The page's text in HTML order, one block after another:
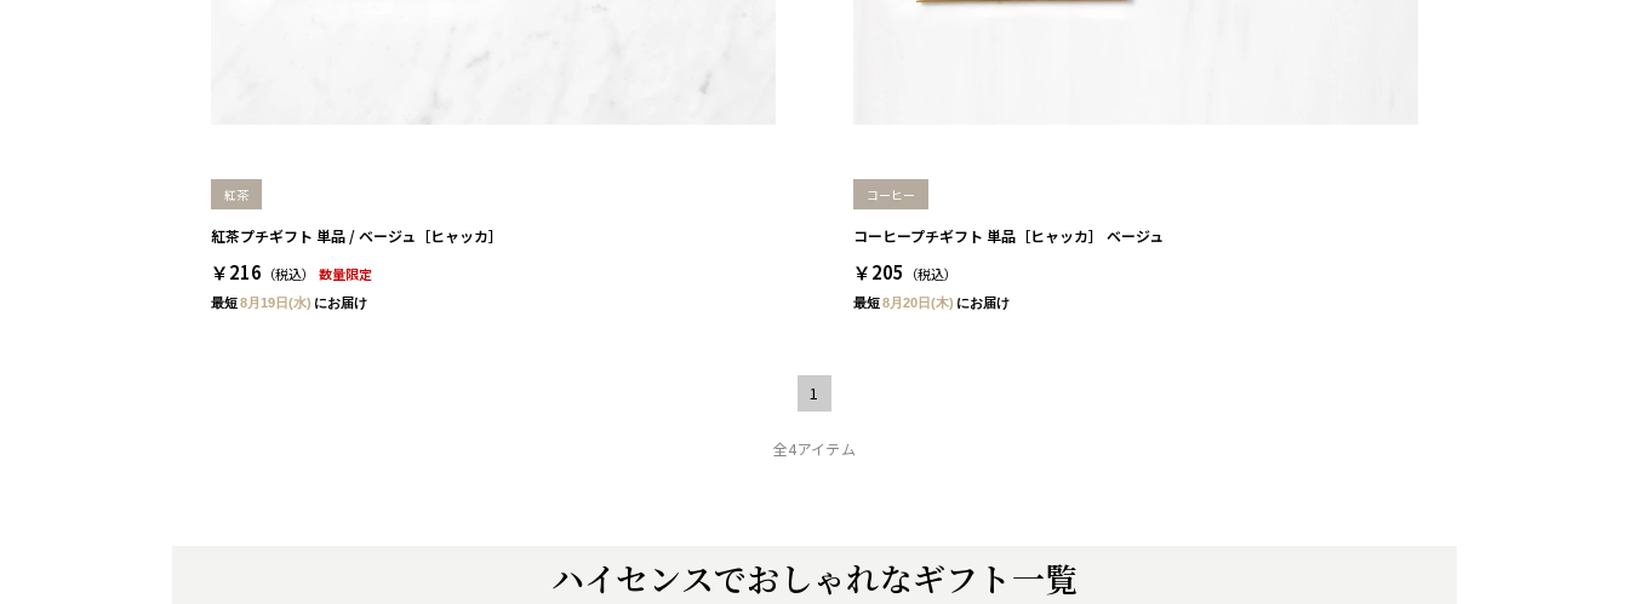
紅茶
紅茶プチギフト 単品 / ベージュ［ヒャッカ］
￥216 （税込） 数量限定
最短8月19日(水) にお届け
コーヒー
コーヒープチギフト 単品［ヒャッカ］ ベージュ
￥205 （税込）
最短8月20日(木) にお届け
1
全4アイテム
ハイセンスでおしゃれなギフト一覧